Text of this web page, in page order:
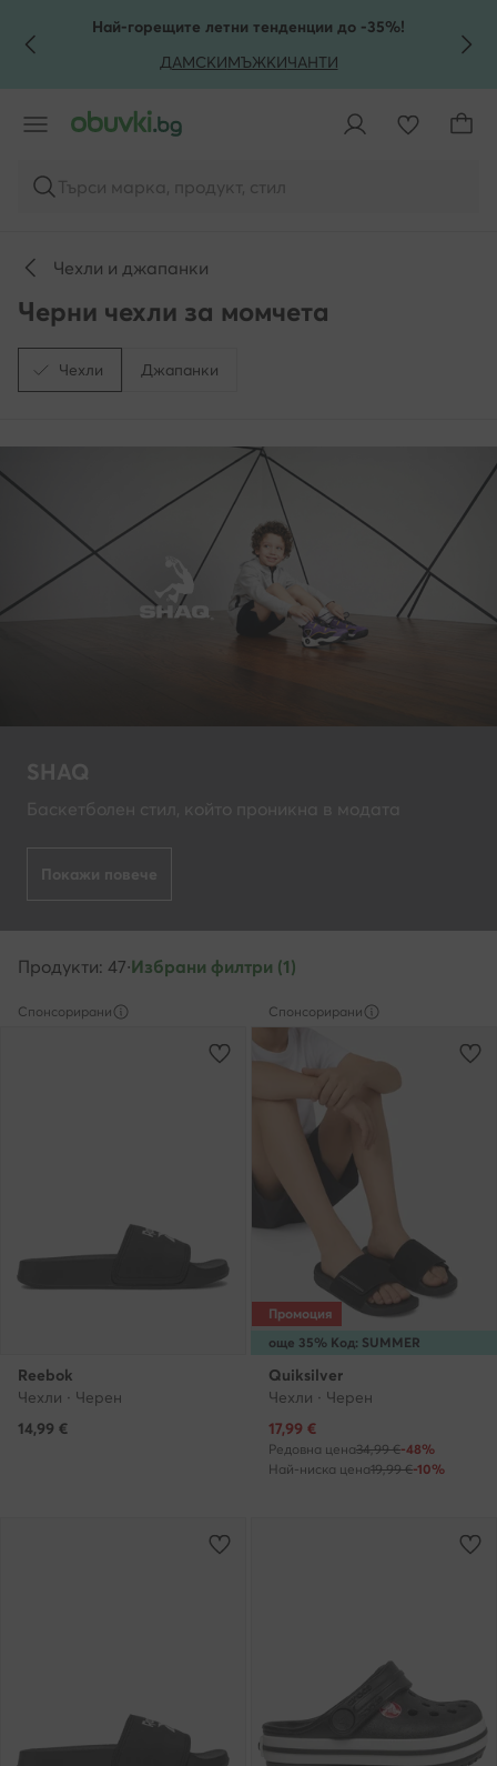
КЪМ ОСНОВНОТО СЪДЪРЖАНИЕ
КЪМ ТЪРСЕНЕНай-горещите летни тенденции до -35%!
ДАМСКИМЪЖКИЧАНТИ
Търси марка, продукт, стил
Чехли и джапанки
Черни чехли за момчета
Чехли Джапанки
SHAQ
Баскетболен стил, който проникна в модата
Покажи повече
Продукти: 47·Избрани филтри (1)
Спонсорирани
Reebok
Чехли · Черен
14,99 €
Спонсорирани
още 35% Код: SUMMER
Промоция
Quiksilver
Чехли · Черен
Актуална цена
17,99 €
Редовна цена34,99 €-48%
Най-ниска цена19,99 €-10%